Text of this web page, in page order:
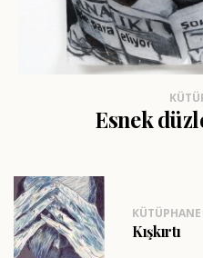
Esnek
KÜTÜPHANE
Kışkırtı